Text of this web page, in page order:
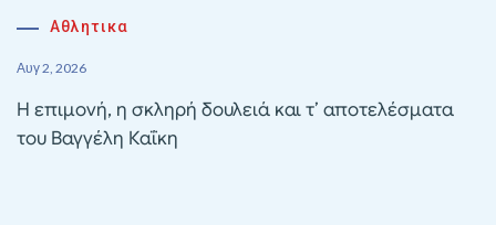
Αθλητικα
Αυγ 2, 2026
Η επιμονή, η σκληρή δουλειά και τ’ αποτελέσματα
του Βαγγέλη Καΐκη